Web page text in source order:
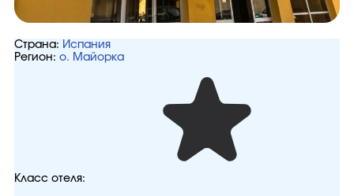
Страна: Испания
Регион: о. Майорка
Класс отеля: